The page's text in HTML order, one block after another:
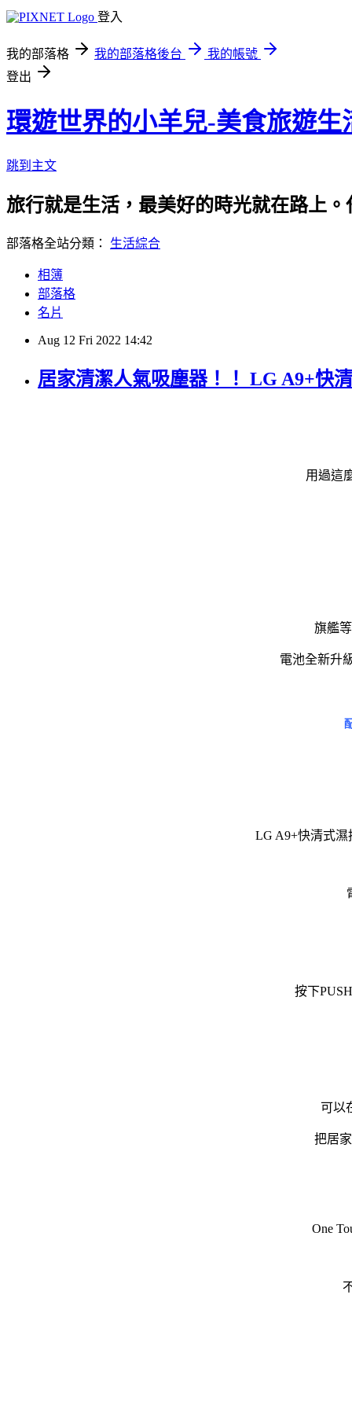
登入
我的部落格 我的部落格後台
我的帳號
登出
環遊世界的小羊兒-美食旅遊生
跳到主文
旅行就是生活，最美好的時光就在路上
部落格全站分類： 生活綜合
相簿
部落格
名片
Aug 12 Fri 2022 14:42
居家清潔人氣吸塵器！！ LG A9+快
用過這
旗艦
電池全新升
LG A9+快清式
按下
可以
把居
One